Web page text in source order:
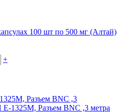
100 шт по 500 мг (Алтай)
+